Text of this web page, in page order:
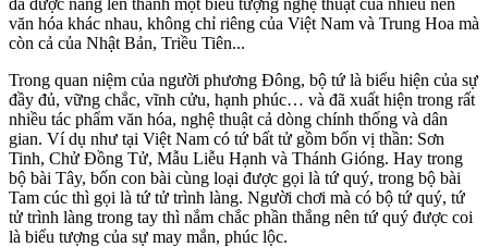
đã được nâng lên thành một biểu tượng nghệ thuật của nhiều nền
văn hóa khác nhau, không chỉ riêng của Việt Nam và Trung Hoa mà
còn cả của Nhật Bản, Triều Tiên...
Trong quan niệm của người phương Đông, bộ tứ là biểu hiện của sự
đầy đủ, vững chắc, vĩnh cửu, hạnh phúc… và đã xuất hiện trong rất
nhiều tác phẩm văn hóa, nghệ thuật cả dòng chính thống và dân
gian. Ví dụ như tại Việt Nam có tứ bất tử gồm bốn vị thần: Sơn
Tinh, Chử Đồng Tử, Mẫu Liễu Hạnh và Thánh Gióng. Hay trong
bộ bài Tây, bốn con bài cùng loại được gọi là tứ quý, trong bộ bài
Tam cúc thì gọi là tứ tử trình làng. Người chơi mà có bộ tứ quý, tứ
tử trình làng trong tay thì nắm chắc phần thắng nên tứ quý được coi
là biểu tượng của sự may mắn, phúc lộc.